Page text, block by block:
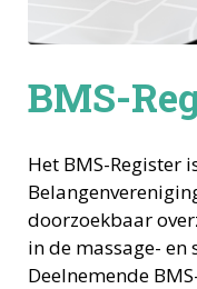
BMS-
Het BMS-Register
doorzoekbaar
in de massage-
Deelnemende